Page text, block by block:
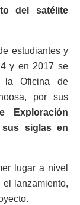
del satélite
estudiantes y
y en 2017 se
Oficina de
por sus
Exploración
sus siglas en
lugar a nivel
lanzamiento,